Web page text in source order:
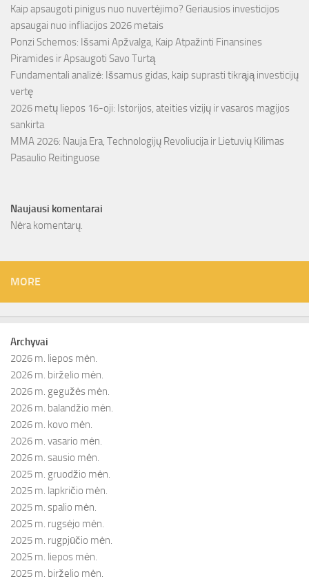
Kaip apsaugoti pinigus nuo nuvertėjimo? Geriausios investicijos
apsaugai nuo infliacijos 2026 metais
Ponzi Schemos: Išsami Apžvalga, Kaip Atpažinti Finansines
Piramides ir Apsaugoti Savo Turtą
Fundamentali analizė: Išsamus gidas, kaip suprasti tikrąją investicijų
vertę
2026 metų liepos 16-oji: Istorijos, ateities vizijų ir vasaros magijos
sankirta
MMA 2026: Nauja Era, Technologijų Revoliucija ir Lietuvių Kilimas
Pasaulio Reitinguose
Naujausi komentarai
Nėra komentarų.
MORE
Archyvai
2026 m. liepos mėn.
2026 m. birželio mėn.
2026 m. gegužės mėn.
2026 m. balandžio mėn.
2026 m. kovo mėn.
2026 m. vasario mėn.
2026 m. sausio mėn.
2025 m. gruodžio mėn.
2025 m. lapkričio mėn.
2025 m. spalio mėn.
2025 m. rugsėjo mėn.
2025 m. rugpjūčio mėn.
2025 m. liepos mėn.
2025 m. birželio mėn.